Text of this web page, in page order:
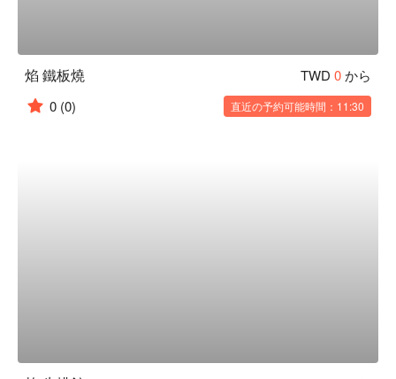
焰 鐵板燒 TWD 0から
0 (0) 直近の予約可能時間：11:30